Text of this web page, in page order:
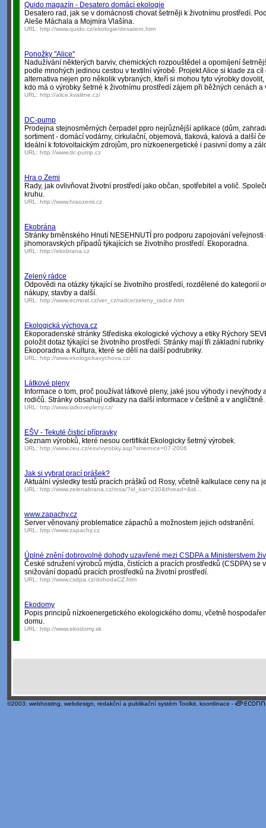
Quido magazín - Desatero domácí ekologie
Desatero rad, jak se v domácnosti chovat šetrněji k životnímu prostředí.
Aleše Máchala a Mojmíra Vlašína.
URL: http://www.quido.cz/ekologie/desatero.htm
Ponožky "Alice"
Nadužívání některých barviv, chemických rozpouštědel a opomíjení
podle mnohých jedinou cestou v textilní výrobě. Projekt Alice si klade za
alternativa nejen pro několik vybraných, kteří si mohou tyto výrobky
kdo má o výrobky šetrné k životnímu prostředí zájem při běžných cenách
URL: http://alice.kvalitne.cz/
DC-pump
Prodejna stejnosměrných čerpadel ppro nejrůznější aplikace (dům,
sortiment - domácí vodárny, cirkulační, objemová, tlaková, kalová a další
Ideální k fotovoltaickým zdrojům, pro nízkoenergetické i pasivní domy a
URL: http://www.dc-pump.cz
Hra o Zemi
Rady, jak ovlivňovat životní prostředí jako občan, spotřebitel a volič.
kruhu.
URL: http://www.hraozemi.cz
Ekobrána
Stránky brněnského Hnutí NESEHNUTÍ pro podporu zapojování
jihomoravských případů týkajících se životního prostředí. Ekoporadna.
URL: http://ekobrana.cz
Zelený rádce
Odpovědi na otázky týkající se životního prostředí, rozdělené do kategorií
nákupy, stavby a další.
URL: http://www.ecmost.cz/ver_cz/radce/zeleny_radce.htm
Ekologická výchova.cz
Ekoporadenské stránky Střediska ekologické výchovy a etiky Rýchory
položit dotaz týkající se životního prostředí. Stránky mají tři základní
Ekoporadna a Kultura, které se dělí na další podrubriky.
URL: http://www.ekologickavychova.cz/
Látkové pleny
Informace o tom, proč používat látkové pleny, jaké jsou výhody i nevýhody
rodičů. Stránky obsahují odkazy na další informace v češtině a v angličtině.
URL: http://www.latkovepleny.cz/
EŠV - Tekuté čisticí přípravky
Seznam výrobků, které nesou certifikát Ekologicky šetrný výrobek.
URL: http://www.ceu.cz/esv/vyrobky.asp?smernice=07-2006
Jak si vybrat prací prášek?
Aktuální výsledky testů pracích prášků od Rosy, včetně kalkulace ceny na
URL: http://www.zelenabrana.cz/rosa/?id_kat=230&thread=&id...
www.zapachy.cz
Server věnovaný problematice zápachů a možnostem jejich odstranění.
URL: http://www.zapachy.cz
Úplné znění dobrovolné dohody uzavřené mezi CSDPA a Ministerstvem
České sdružení výrobců mýdla, čistících a pracích prostředků (CSDPA) se
snižování dopadů pracích prostředků na životní prostředí.
URL: http://www.csdpa.cz/dohodaCZ.htm
Ekodomy
Popis principů nízkoenergetického ekologického domu, včetně
domu.
URL: http://www.ekodomy.sk
©2003; webhosting webdesign redakční a publikační systém Toolkit , koordinace -